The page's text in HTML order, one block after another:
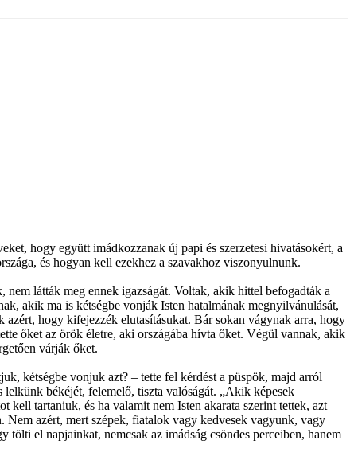
hogy együtt imádkozzanak új papi és szerzetesi hivatásokért, a
és hogyan kell ezekhez a szavakhoz viszonyulnunk.
nem látták meg ennek igazságát. Voltak, akik hittel befogadták a
akik ma is kétségbe vonják Isten hatalmának megnyilvánulását,
azért, hogy kifejezzék elutasításukat. Bár sokan vágynak arra, hogy
őket az örök életre, aki országába hívta őket. Végül vannak, akik
várják őket.
kétségbe vonjuk azt? – tette fel kérdést a püspök, majd arról
békéjét, felemelő, tiszta valóságát. „Akik képesek
kell tartaniuk, és ha valamit nem Isten akarata szerint tettek, azt
azért, mert szépek, fiatalok vagy kedvesek vagyunk, vagy
el napjainkat, nemcsak az imádság csöndes perceiben, hanem